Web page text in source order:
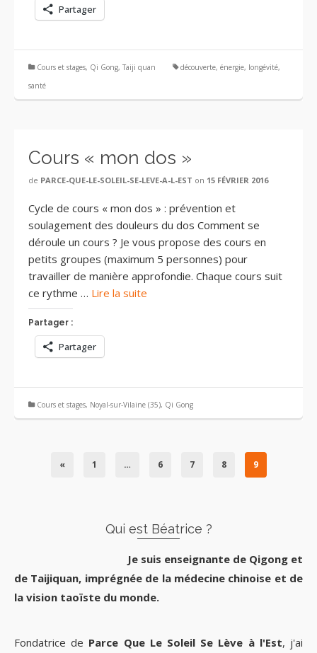
Partager
Cours et stages, Qi Gong, Taiji quan découverte, énergie, longévité,
santé
Cours « mon dos »
de PARCE-QUE-LE-SOLEIL-SE-LEVE-A-L-EST on 15 FÉVRIER 2016
Cycle de cours « mon dos » : prévention et
soulagement des douleurs du dos Comment se
déroule un cours ? Je vous propose des cours en
petits groupes (maximum 5 personnes) pour
travailler de manière approfondie. Chaque cours suit
ce rythme … Lire la suite
Partager :
Partager
Cours et stages, Noyal-sur-Vilaine (35), Qi Gong
« 1 … 6 7 8 9
Qui est Béatrice ?
Je suis enseignante de Qigong et
de Taijiquan, imprégnée de la médecine chinoise et de
la vision taoïste du monde.
Fondatrice de Parce Que Le Soleil Se Lève à l'Est, j'ai